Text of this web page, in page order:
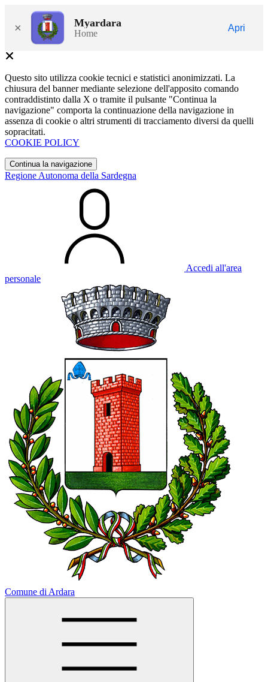
× Myardara
Home
Apri
Questo sito utilizza cookie tecnici e statistici anonimizzati. La
chiusura del banner mediante selezione dell'apposito comando
contraddistinto dalla X o tramite il pulsante "Continua la
navigazione" comporta la continuazione della navigazione in
assenza di cookie o altri strumenti di tracciamento diversi da quelli
sopracitati.
COOKIE POLICY
Continua la navigazione
Regione Autonoma della Sardegna
Accedi all'area
personale
Comune di Ardara